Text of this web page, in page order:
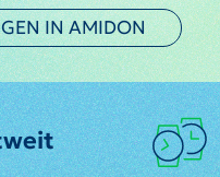
IN AMIDON